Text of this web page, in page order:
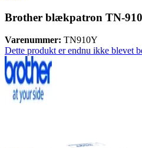
Brother blækpatron TN-
Varenummer: TN910Y
Dette produkt er endnu ikke blevet